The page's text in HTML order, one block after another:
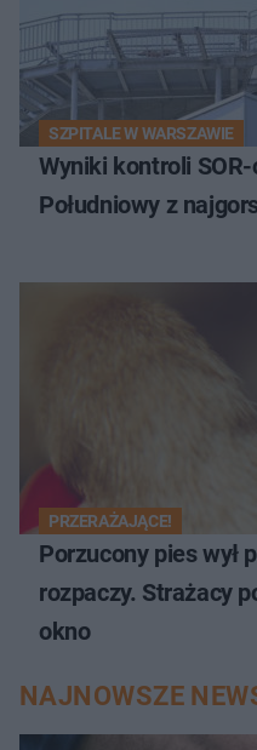
SZPITALE W WARSZAWIE
Wyniki kontroli
Południowy z
PRZERAŻAJĄCE!
Porzucony pies wył
rozpaczy. Strażacy
okno
NAJNOWSZE